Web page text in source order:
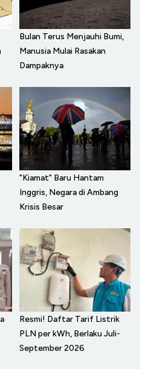
Bulan Terus Menjauhi Bumi,
Manusia Mulai Rasakan
Dampaknya
"Kiamat" Baru Hantam
Inggris, Negara di Ambang
Krisis Besar
Resmi! Daftar Tarif Listrik
PLN per kWh, Berlaku Juli-
September 2026